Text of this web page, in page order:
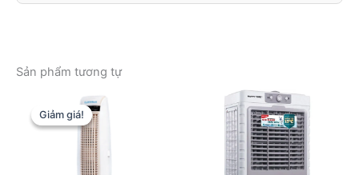
Sản phẩm tương tự
Giảm giá!
Giảm giá!